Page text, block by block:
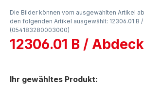
Die Bilder können vom ausgewählten Artikel
den folgenden Artikel ausgewählt: 12306.01 B
(054183280003000)
12306.01 B /
Ihr gewähltes Produkt: